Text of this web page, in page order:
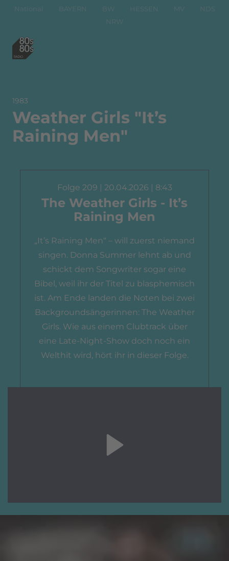
National BAYERN BW HESSEN MV
NDS
NRW
1983
Weather Girls "It’s
Raining Men"
Folge 209 | 20.04.2026 | 8:43
The Weather Girls - It’s
Raining Men
„It’s Raining Men“ – will zuerst niemand
singen. Donna Summer lehnt ab und
schickt dem Songwriter sogar eine
Bibel, weil ihr der Titel zu blasphemisch
ist. Am Ende landen die Noten bei zwei
Backgroundsängerinnen: The Weather
Girls. Wie aus einem Clubtrack über
eine Late-Night-Show doch noch ein
Welthit wird, hört ihr in dieser Folge.